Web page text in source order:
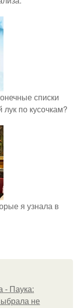
списки
по кусочкам?
я узнала в
- Паука:
не